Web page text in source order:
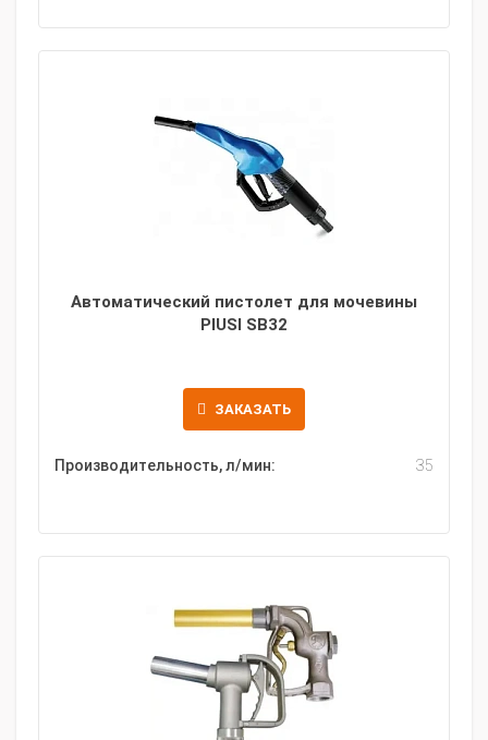
Автоматический пистолет для мочевины
PIUSI SB32
ЗАКАЗАТЬ
Производительность, л/мин: 35